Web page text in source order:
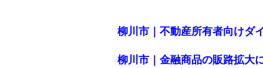
柳川市｜不動産所有者向けダ
柳川市｜金融商品の販路拡大